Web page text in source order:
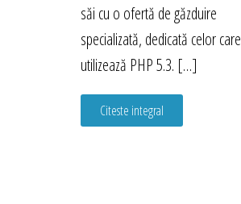
săi cu o ofertă de găzduire
specializată, dedicată celor care
utilizează PHP 5.3. […]
Citeste integral